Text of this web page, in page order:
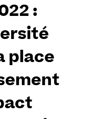
:
place